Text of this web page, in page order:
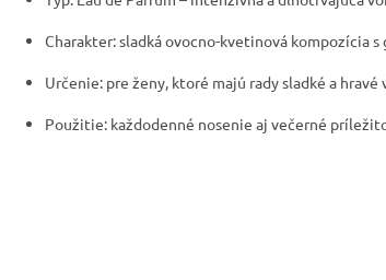
Charakter: sladká ovocno-kvetinová kompozícia s
Určenie: pre ženy, ktoré majú rady sladké a hravé
Použitie: každodenné nosenie aj večerné